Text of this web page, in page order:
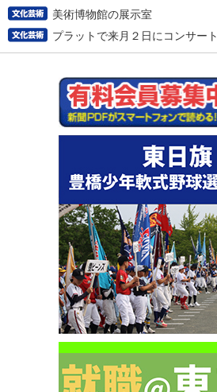
美術博物館の展示室
プラットで来月２日にコンサート